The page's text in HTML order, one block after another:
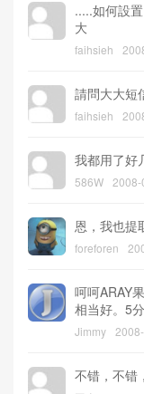
.....如何設
大
faihsieh
請問大大短
faihsieh
我都用了好
586W
恩，我也
foreforen
呵呵ARAY
相当好。5分
Jimmy
不错，不错